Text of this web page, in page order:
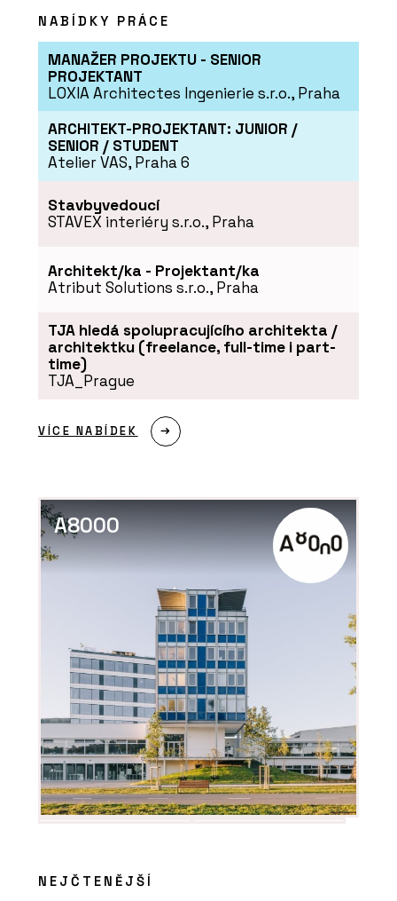
PRODUKTY
Modulární vývoj - KOMA
Soukromí, klid a příroda na
dlani. Modulární Fashion
novou éru glampingových
objektů
Modulární školy - KOMA
ČLÁNKY
Designové moduly přesně
na míru zákazníka. KOMA
MODULAR představila
novou kolekci Fashion line
NABÍDKY PRÁCE
MANAŽER PROJEKTU - SENIOR
PROJEKTANT
LOXIA Architectes Ingenierie s.r.o., Praha
ARCHITEKT-PROJEKTANT: JUNIOR /
SENIOR / STUDENT
Atelier VAS, Praha 6
Stavbyvedoucí
STAVEX interiéry s.r.o., Praha
Architekt/ka - Projektant/ka
Atribut Solutions s.r.o., Praha
TJA hledá spolupracujícího architekta /
architektku (freelance, full-time i part-
time)
TJA_Prague
VÍCE NABÍDEK
A8000
NEJČTENĚJŠÍ